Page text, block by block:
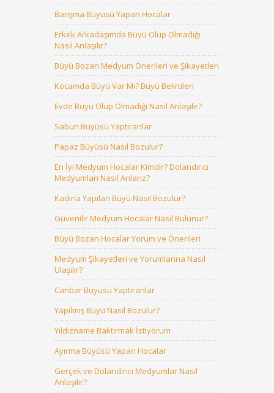
Barışma Büyüsü Yapan Hocalar
Erkek Arkadaşımda Büyü Olup Olmadığı
Nasıl Anlaşılır?
Büyü Bozan Medyum Önerileri ve Şikayetleri
Kocamda Büyü Var Mı? Büyü Belirtileri
Evde Büyü Olup Olmadığı Nasıl Anlaşılır?
Sabun Büyüsü Yaptıranlar
Papaz Büyüsü Nasıl Bozulur?
En İyi Medyum Hocalar Kimdir? Dolandırıcı
Medyumları Nasıl Anlarız?
Kadına Yapılan Büyü Nasıl Bozulur?
Güvenilir Medyum Hocalar Nasıl Bulunur?
Büyü Bozan Hocalar Yorum ve Önerileri
Medyum Şikayetleri ve Yorumlarına Nasıl
Ulaşılır?
Canbar Büyüsü Yaptıranlar
Yapılmış Büyü Nasıl Bozulur?
Yıldızname Baktırmak İstiyorum
Ayırma Büyüsü Yapan Hocalar
Gerçek ve Dolandırıcı Medyumlar Nasıl
Anlaşılır?